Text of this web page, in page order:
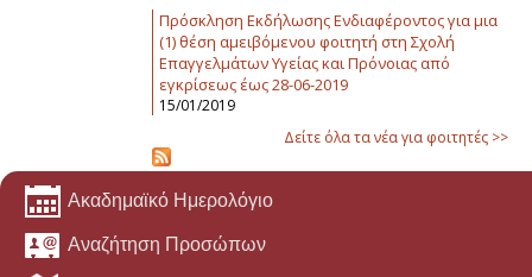
Πρόσκληση Εκδήλωσης Ενδιαφέροντος για μια
(1) θέση αμειβόμενου φοιτητή στη Σχολή
Επαγγελμάτων Υγείας και Πρόνοιας από
εγκρίσεως έως 28-06-2019
15/01/2019
Δείτε όλα τα νέα για φοιτητές >>
Ακαδημαϊκό Ημερολόγιο
Αναζήτηση Προσώπων